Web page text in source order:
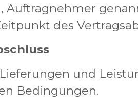
Auftragnehmer
des
Lieferungen und
Bedingungen.